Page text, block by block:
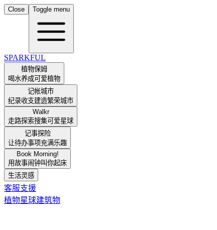
Close Toggle menu
SPARKFUL
植物保姆
喝水养成可爱植物
记帐城市
纪录收支建造繁荣城市
Walkr
走路探索搜集可爱星球
记事探险
让待办事项充满乐趣
Book Morning!
用故事闹钟叫你起床
生活灵感
客服支援
植物星球建筑物